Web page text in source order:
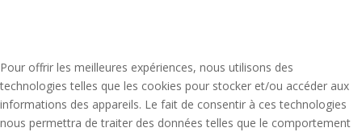
Pour offrir les meilleures expériences, nous utilisons des
technologies telles que les cookies pour stocker et/ou accéder aux
informations des appareils. Le fait de consentir à ces technologies
nous permettra de traiter des données telles que le comportement